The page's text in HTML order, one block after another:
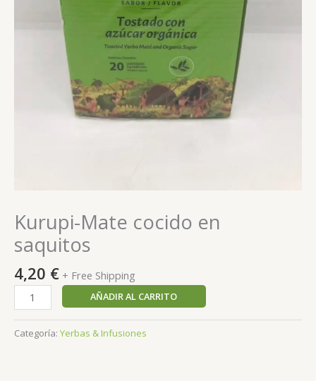
Kurupi-Mate cocido en
saquitos
4,20 € + Free Shipping
AÑADIR AL CARRITO
Categoría: Yerbas & Infusiones